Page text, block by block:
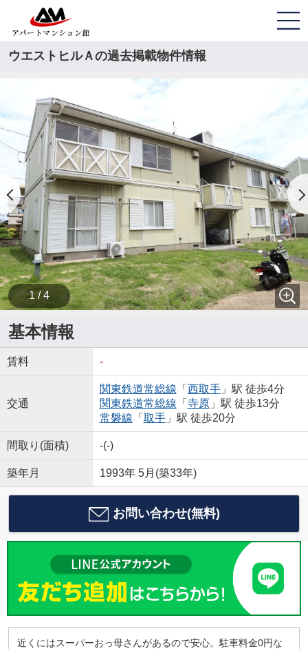
ウエストヒルＡの過去掲載物件情報
1 / 4
基本情報
賃料 -
交通
関東鉄道常総線 「 西取手」駅 徒歩4分
関東鉄道常総線 「 寺原」駅 徒歩13分
常磐線 「 取手」駅 徒歩20分
間取り(面積) -(-)
築年月 1993年 5月(築33年)
お問い合わせ(無料)
近くにはスーパーおっ母さんがあるので安心。駐車料金0円な